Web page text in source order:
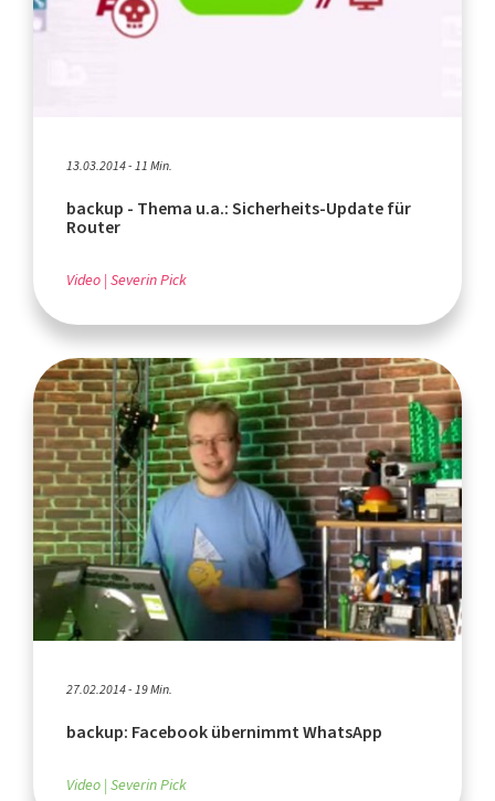
13.03.2014 - 11 Min.
backup - Thema u.a.: Sicherheits-Update für
Router
Video Severin Pick
27.02.2014 - 19 Min.
backup: Facebook übernimmt WhatsApp
Video Severin Pick